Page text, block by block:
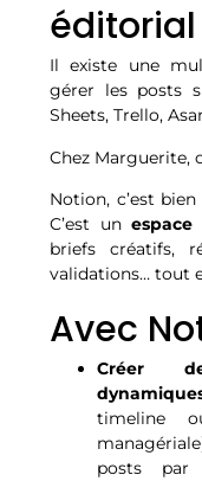
Il existe une
gérer les posts
Sheets, Trello,
Chez Marguerite,
Notion, c’est
C’est un
briefs créatifs,
validations… tout
Avec
Créer
timeline
posts